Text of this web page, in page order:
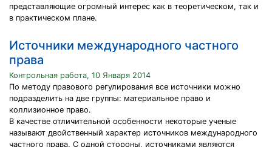
представляющие огромный интерес как в теоретическом, так и
в практическом плане.
Источники международного частного
права
Контрольная работа, 10 Января 2014
По методу правового регулирования все источники можно
подразделить на две группы: материальное право и
коллизионное право.
В качестве отличительной особенности некоторые ученые
называют двойственный характер источников международного
частного права. С одной стороны, источниками являются